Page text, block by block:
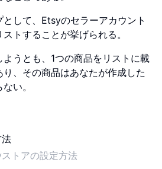
して、Etsyのセラーアカウント
トすることが挙げられる。
ようとも、1つの商品をリストに載
、その商品はあなたが作成した
い。
トアの設定方法